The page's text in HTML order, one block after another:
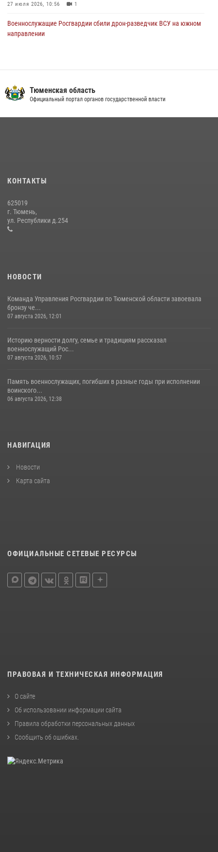
27 июля 2026, 10:56 1
Военнослужащие Росгвардии сбили дрон-разведчик ВСУ на южном
направлении
03 августа 2026, 07:23 1
Сотрудники тюменского СОБР "Сова" отработали навыки
десантирования на Урале
16 июля 2026, 10:42
Тюменская область
Официальный портал органов государственной власти
КОНТАКТЫ
625019
г. Тюмень,
ул. Республики д.254
НОВОСТИ
Команда Управления Росгвардии по Тюменской области завоевала
бронзу че...
07 августа 2026, 12:01
Историю верности долгу, семье и традициям рассказал
военнослужащий Рос...
07 августа 2026, 10:57
Память военнослужащих, погибших в разные годы при исполнении
воинского...
06 августа 2026, 12:38
НАВИГАЦИЯ
Новости
Карта сайта
ОФИЦИАЛЬНЫЕ СЕТЕВЫЕ РЕСУРСЫ
ПРАВОВАЯ И ТЕХНИЧЕСКАЯ ИНФОРМАЦИЯ
О сайте
Об использовании информации сайта
Правила обработки персональных данных
Сообщить об ошибках